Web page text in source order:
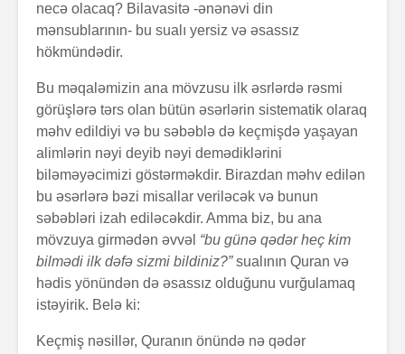
necə olacaq? Bilavasitə -ənənəvi din
mənsublarının- bu sualı yersiz və əsassız
hökmündədir.
Bu məqaləmizin ana mövzusu ilk əsrlərdə rəsmi
görüşlərə tərs olan bütün əsərlərin sistematik olaraq
məhv edildiyi və bu səbəblə də keçmişdə yaşayan
alimlərin nəyi deyib nəyi demədiklərini
biləməyəcimizi göstərməkdir. Birazdan məhv edilən
bu əsərlərə bəzi misallar veriləcək və bunun
səbəbləri izah ediləcəkdir. Amma biz, bu ana
mövzuya girmədən əvvəl “bu günə qədər heç kim
bilmədi ilk dəfə sizmi bildiniz?”sualının Quran və
hədis yönündən də əsassız olduğunu vurğulamaq
istəyirik. Belə ki:
Keçmiş nəsillər, Quranın önündə nə qədər